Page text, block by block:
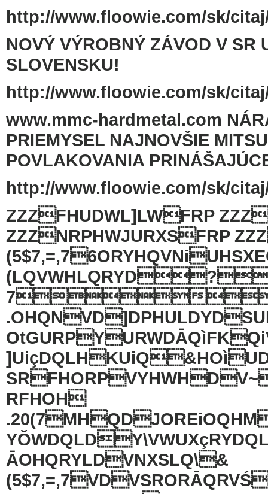
http://www.floowie.com/sk/
NOVÝ VÝROBNÝ ZÁVOD V
SLOVENSKU!
http://www.floowie.com/sk/
www.mmc-hardmetal.com
PRIEMYSEL NAJNOVŠIE
POVLAKOVANIA
http://www.floowie.com/sk/
ZZZFHUDWL]LWFRP
ZZZNRPHWJURXSFRP
7
RFHOH
ĀOHQRYLDVNXSLQ\&